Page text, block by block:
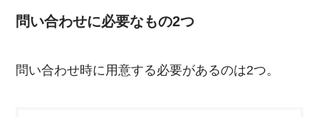
問い合わせに必要なもの2つ
問い合わせ時に用意する必要があるのは2つ。